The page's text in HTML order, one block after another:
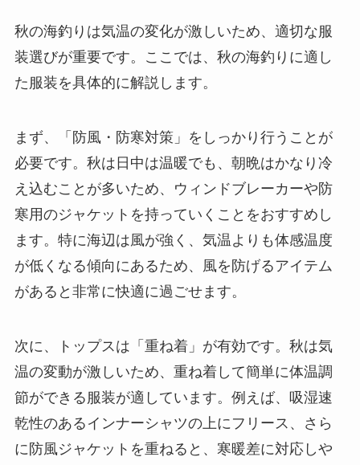
秋の海釣りは気温の変化が激しいため、適切な服
装選びが重要です。ここでは、秋の海釣りに適し
た服装を具体的に解説します。
まず、「防風・防寒対策」をしっかり行うことが
必要です。秋は日中は温暖でも、朝晩はかなり冷
え込むことが多いため、ウィンドブレーカーや防
寒用のジャケットを持っていくことをおすすめし
ます。特に海辺は風が強く、気温よりも体感温度
が低くなる傾向にあるため、風を防げるアイテム
があると非常に快適に過ごせます。
次に、トップスは「重ね着」が有効です。秋は気
温の変動が激しいため、重ね着して簡単に体温調
節ができる服装が適しています。例えば、吸湿速
乾性のあるインナーシャツの上にフリース、さら
に防風ジャケットを重ねると、寒暖差に対応しや